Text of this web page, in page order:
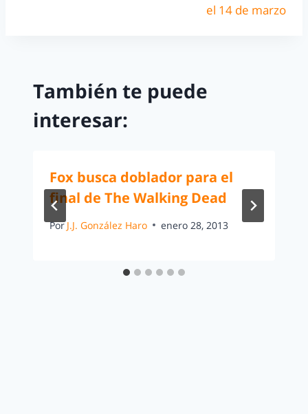
el 14 de marzo
También te puede
interesar:
Fox busca doblador para el
final de The Walking Dead
Por J.J. González Haro enero 28, 2013